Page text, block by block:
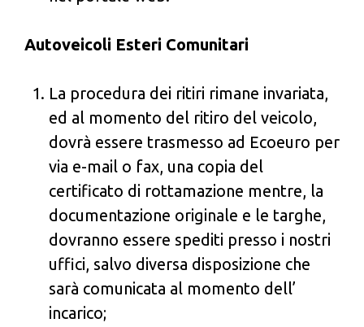
Autoveicoli Esteri Comunitari
La procedura dei ritiri rimane invariata,
ed al momento del ritiro del veicolo,
dovrà essere trasmesso ad Ecoeuro per
via e-mail o fax, una copia del
certificato di rottamazione mentre, la
documentazione originale e le targhe,
dovranno essere spediti presso i nostri
uffici, salvo diversa disposizione che
sarà comunicata al momento dell’
incarico;